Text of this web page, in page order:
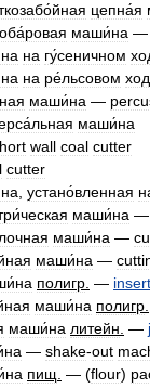
цепна́я
маши́на —
на гу́сеничном
на ре́льсовом
маши́на —
маши́на
wall coal cutter
cutter
устано́вленная
маши́на —
маши́на —
маши́на —
полигр —
маши́на полигр
маши́на литейн —
— shake-out
пищ — (flour)